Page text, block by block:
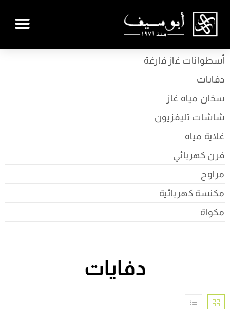
أسطوانات غاز فارغة
دفايات
سخان مياه غاز
شاشات تليفزيون
غلاية مياه
فرن كهربائي
مراوح
مكنسة كهربائية
مكواة
دفايات